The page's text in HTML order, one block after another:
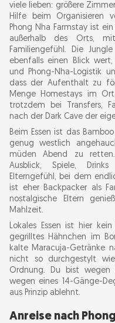
viele lieben: größere
Hilfe beim Organisieren
Phong Nha Farmstay ist
außerhalb des Orts,
Familiengefühl. Die
ebenfalls einen Blick
und Phong-Nha-Logistik
dass der Aufenthalt zu
Menge Homestays im
trotzdem bei Transfers,
nach der Dark Cave der
Beim Essen ist das
genug westlich
müden Abend zu
Ausblick, Spiele,
Elterngefühl, bei dem
ist eher Backpacker als
nostalgische Eltern
Mahlzeit.
Lokales Essen ist hier
gegrilltes Hähnchen im
kalte Maracuja-Getränke
nicht so durchgestylt
Ordnung. Du bist wegen
wegen eines 14-Gänge-
aus Prinzip ablehnt.
Anreise nach